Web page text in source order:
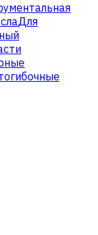
Для